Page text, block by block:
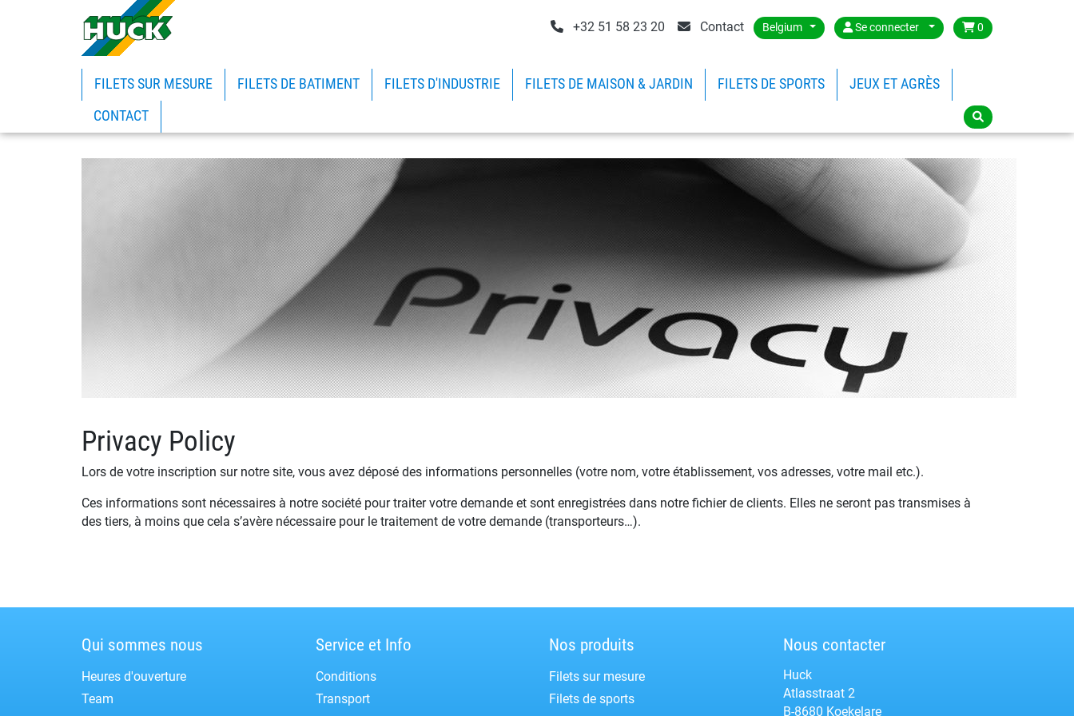
+32 51 58 23 20 Contact Belgium Se connecter 0
FILETS SUR MESURE FILETS DE BATIMENT FILETS D'INDUSTRIE FILETS DE MAISON & JARDIN FILETS DE SPORTS
JEUX ET AGRÈS
CONTACT
Privacy Policy
Lors de votre inscription sur notre site, vous avez déposé des informations personnelles (votre nom, votre établissement, vos adresses, votre mail etc.).
Ces informations sont nécessaires à notre société pour traiter votre demande et sont enregistrées dans notre fichier de clients. Elles ne seront pas transmises à
des tiers, à moins que cela s’avère nécessaire pour le traitement de votre demande (transporteurs…).
Qui sommes nous
Heures d'ouverture
Team
Service et Info
Conditions
Transport
Nos produits
Filets sur mesure
Filets de sports
Nous contacter
Huck
Atlasstraat 2
B-8680 Koekelare